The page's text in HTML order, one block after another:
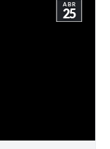
ABR
25